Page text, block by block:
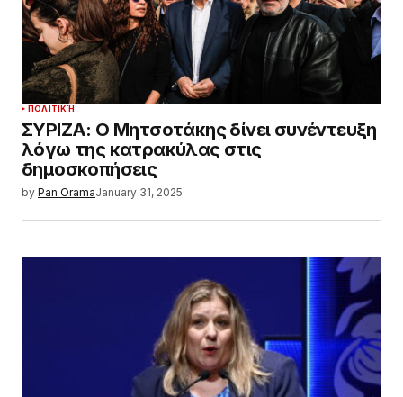
ΠΟΛΙΤΙΚΉ
ΣΥΡΙΖΑ: Ο Μητσοτάκης δίνει συνέντευξη
λόγω της κατρακύλας στις
δημοσκοπήσεις
by Pan OramaJanuary 31, 2025